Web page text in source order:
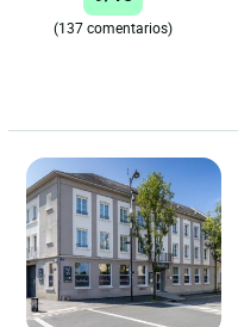
(137 comentarios)